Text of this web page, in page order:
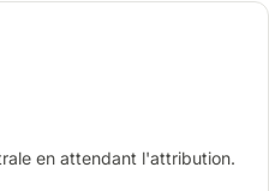
en attendant l'attribution.